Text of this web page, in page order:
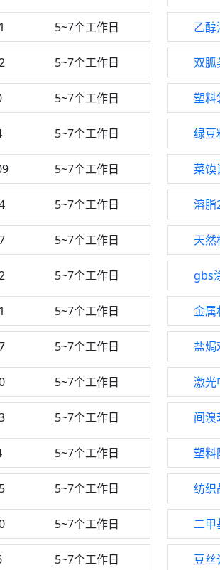
5~7个工作日 乙醇
5~7个工作日 双胍
5~7个工作日 塑料
5~7个工作日 绿豆
5~7个工作日 菜馍
5~7个工作日 溶脂
5~7个工作日 天然
5~7个工作日 gbs
5~7个工作日 金属
5~7个工作日 盐焗
5~7个工作日 激光
5~7个工作日 间溴
5~7个工作日 塑料
5~7个工作日 纺织
5~7个工作日 二甲
5~7个工作日 豆丝